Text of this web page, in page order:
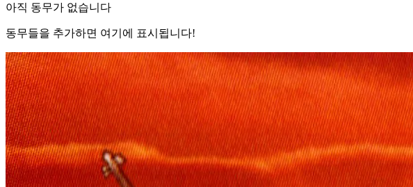
아직 동무가 없습니다
동무들을 추가하면 여기에 표시됩니다!